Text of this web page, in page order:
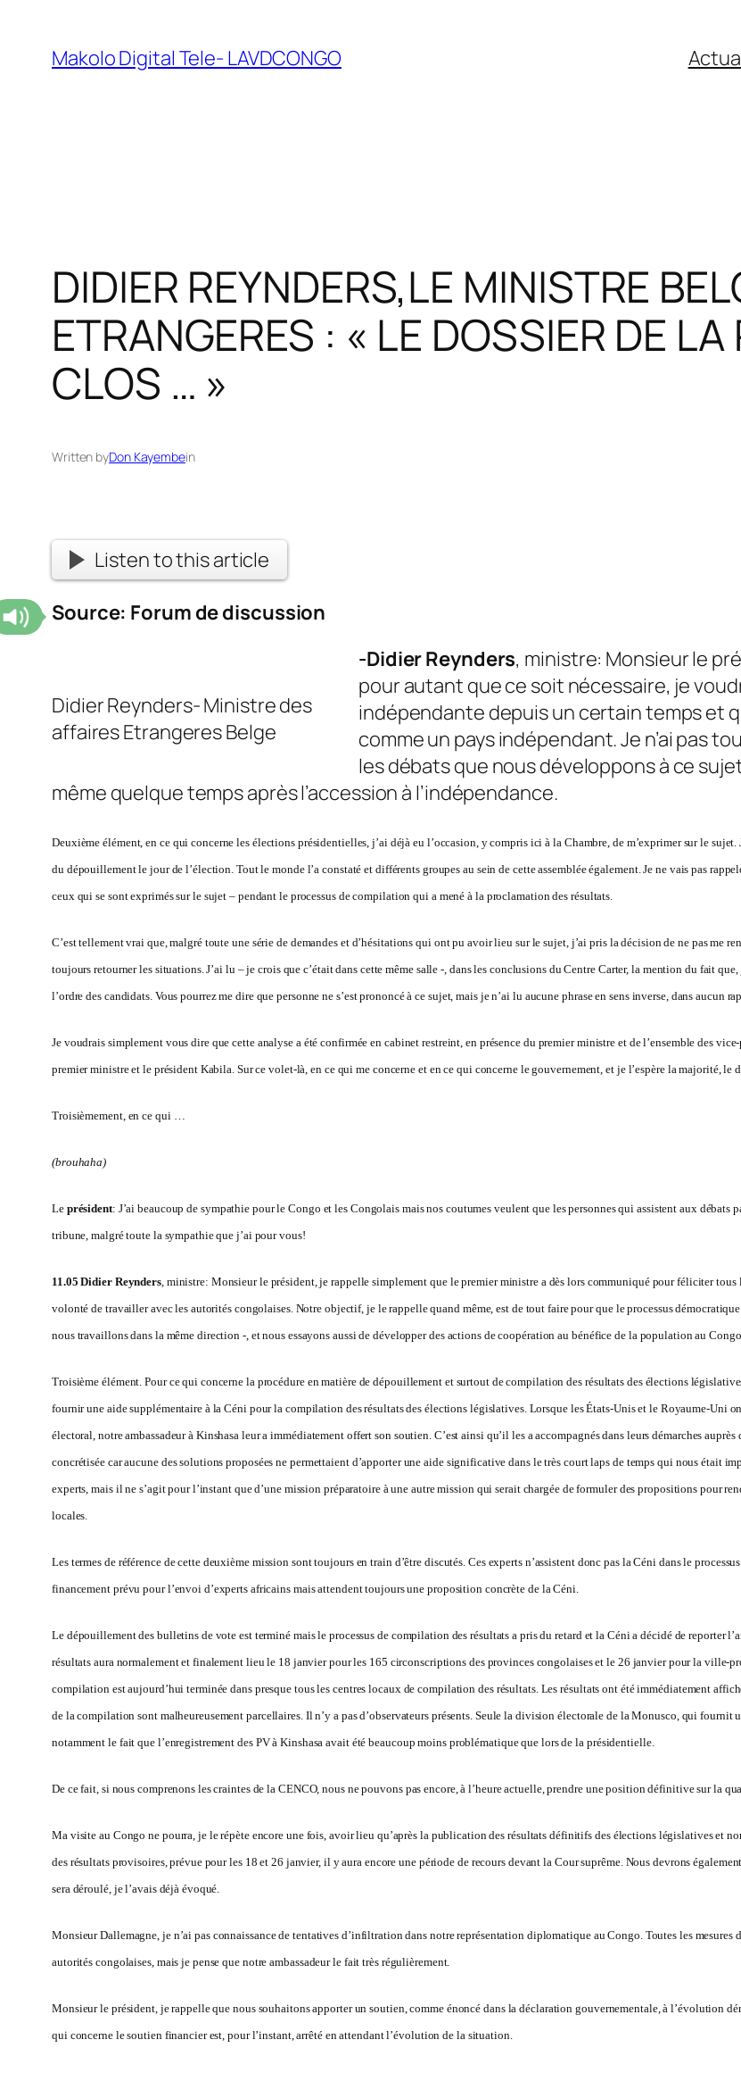
Makolo Digital Tele- LAVDCONGO
DIDIER REYNDERS,LE MINISTRE
ETRANGERES : « LE DOSSIER DE
CLOS … »
Written byDon Kayembein
Listen to this article
Source: Forum de discussion
Didier Reynders- Ministre des
affaires Etrangeres Belge
-Didier Reynders, ministre: Monsieur le
pour autant que ce soit nécessaire, je
indépendante depuis un certain temps et
comme un pays indépendant. Je n’ai pas
les débats que nous développons à ce
même quelque temps après l’accession à l’indépendance.
Deuxième élément, en ce qui concerne les élections présidentielles, j’ai déjà eu l’occasion, y compris ici à la Chambre, de m’exprimer sur le
du dépouillement le jour de l’élection. Tout le monde l’a constaté et différents groupes au sein de cette assemblée également. Je ne vais pas
ceux qui se sont exprimés sur le sujet – pendant le processus de compilation qui a mené à la proclamation des résultats.
C’est tellement vrai que, malgré toute une série de demandes et d’hésitations qui ont pu avoir lieu sur le sujet, j’ai pris la décision de ne pas me
toujours retourner les situations. J’ai lu – je crois que c’était dans cette même salle -, dans les conclusions du Centre Carter, la mention du fait
l’ordre des candidats. Vous pourrez me dire que personne ne s’est prononcé à ce sujet, mais je n’ai lu aucune phrase en sens inverse, dans aucun
Je voudrais simplement vous dire que cette analyse a été confirmée en cabinet restreint, en présence du premier ministre et de l’ensemble des
premier ministre et le président Kabila. Sur ce volet-là, en ce qui me concerne et en ce qui concerne le gouvernement, et je l’espère la majorité, le
Troisièmement, en ce qui …
(brouhaha)
Le président: J’ai beaucoup de sympathie pour le Congo et les Congolais mais nos coutumes veulent que les personnes qui assistent aux débats
tribune, malgré toute la sympathie que j’ai pour vous!
11.05 Didier Reynders, ministre: Monsieur le président, je rappelle simplement que le premier ministre a dès lors communiqué pour féliciter
volonté de travailler avec les autorités congolaises. Notre objectif, je le rappelle quand même, est de tout faire pour que le processus
nous travaillons dans la même direction -, et nous essayons aussi de développer des actions de coopération au bénéfice de la population au Congo.
Troisième élément. Pour ce qui concerne la procédure en matière de dépouillement et surtout de compilation des résultats des élections
fournir une aide supplémentaire à la Céni pour la compilation des résultats des élections législatives. Lorsque les États-Unis et le Royaume-Uni
électoral, notre ambassadeur à Kinshasa leur a immédiatement offert son soutien. C’est ainsi qu’il les a accompagnés dans leurs démarches
concrétisée car aucune des solutions proposées ne permettaient d’apporter une aide significative dans le très court laps de temps qui nous était
experts, mais il ne s’agit pour l’instant que d’une mission préparatoire à une autre mission qui serait chargée de formuler des propositions pour
locales.
Les termes de référence de cette deuxième mission sont toujours en train d’être discutés. Ces experts n’assistent donc pas la Céni dans le
financement prévu pour l’envoi d’experts africains mais attendent toujours une proposition concrète de la Céni.
Le dépouillement des bulletins de vote est terminé mais le processus de compilation des résultats a pris du retard et la Céni a décidé de reporter
résultats aura normalement et finalement lieu le 18 janvier pour les 165 circonscriptions des provinces congolaises et le 26 janvier pour la ville-
compilation est aujourd’hui terminée dans presque tous les centres locaux de compilation des résultats. Les résultats ont été immédiatement
de la compilation sont malheureusement parcellaires. Il n’y a pas d’observateurs présents. Seule la division électorale de la Monusco, qui
notamment le fait que l’enregistrement des PV à Kinshasa avait été beaucoup moins problématique que lors de la présidentielle.
De ce fait, si nous comprenons les craintes de la CENCO, nous ne pouvons pas encore, à l’heure actuelle, prendre une position définitive sur la
Ma visite au Congo ne pourra, je le répète encore une fois, avoir lieu qu’après la publication des résultats définitifs des élections législatives et
des résultats provisoires, prévue pour les 18 et 26 janvier, il y aura encore une période de recours devant la Cour suprême. Nous devrons
sera déroulé, je l’avais déjà évoqué.
Monsieur Dallemagne, je n’ai pas connaissance de tentatives d’infiltration dans notre représentation diplomatique au Congo. Toutes les mesures
autorités congolaises, mais je pense que notre ambassadeur le fait très régulièrement.
Monsieur le président, je rappelle que nous souhaitons apporter un soutien, comme énoncé dans la déclaration gouvernementale, à l’évolution
qui concerne le soutien financier est, pour l’instant, arrêté en attendant l’évolution de la situation.